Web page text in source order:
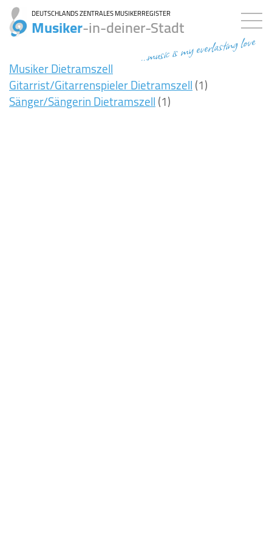
DEUTSCHLANDS ZENTRALES MUSIKERREGISTER
Musiker-in-deiner-Stadt
...music is my everlasting love
Musiker Dietramszell
Gitarrist/Gitarrenspieler Dietramszell(1)
Sänger/Sängerin Dietramszell(1)